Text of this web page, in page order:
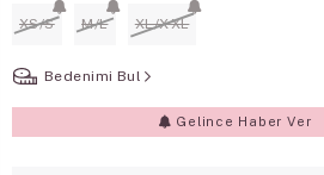
XS/S M/L XL/XXL
Bedenimi Bul
Gelince Haber Ver